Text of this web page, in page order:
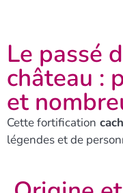
Le passé
château :
et
Cette fortification
légendes et de